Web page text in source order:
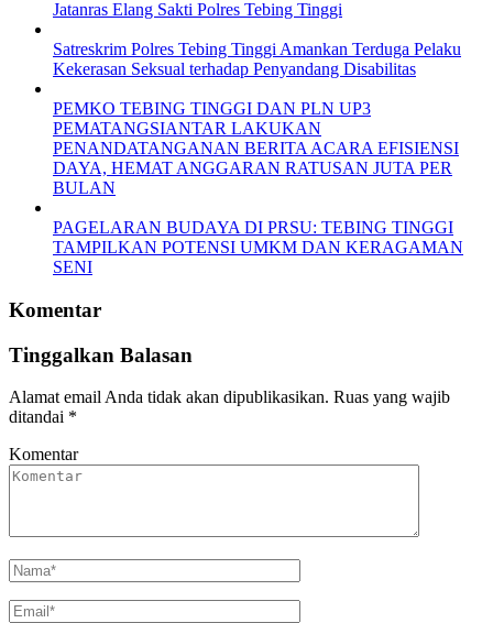
Jatanras Elang Sakti Polres Tebing Tinggi
Satreskrim Polres Tebing Tinggi Amankan Terduga Pelaku
Kekerasan Seksual terhadap Penyandang Disabilitas
PEMKO TEBING TINGGI DAN PLN UP3
PEMATANGSIANTAR LAKUKAN
PENANDATANGANAN BERITA ACARA EFISIENSI
DAYA, HEMAT ANGGARAN RATUSAN JUTA PER
BULAN
PAGELARAN BUDAYA DI PRSU: TEBING TINGGI
TAMPILKAN POTENSI UMKM DAN KERAGAMAN
SENI
Komentar
Tinggalkan Balasan
Alamat email Anda tidak akan dipublikasikan. Ruas yang wajib
ditandai *
Komentar